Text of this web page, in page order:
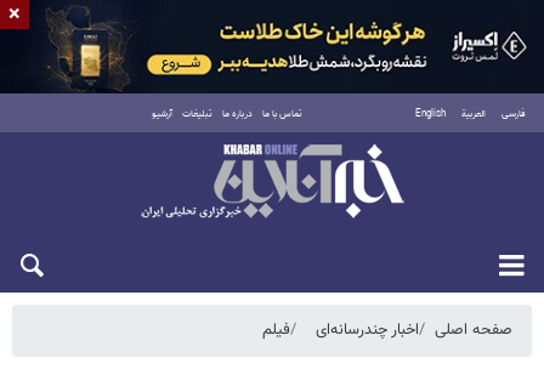
فارسی العربية English تماس با ما درباره ما تبلیغات آرشیو
پنجشنبه ۱۵ مرداد ۱۴۰۵
صفحه اصلی اخبار چندرسانه‌ای فیلم
×